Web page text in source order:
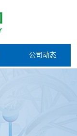
公司动态